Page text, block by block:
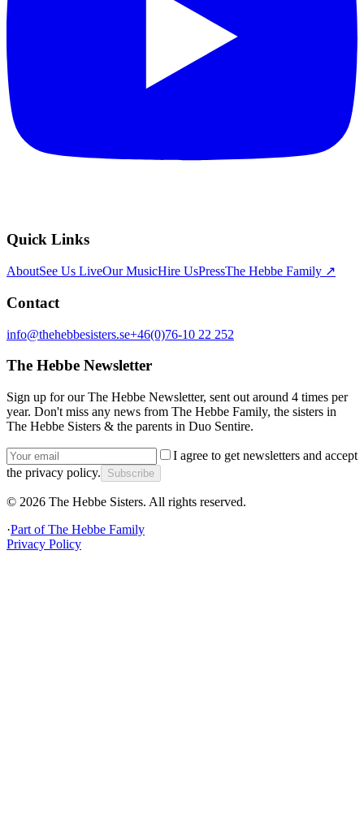
Quick Links
AboutSee Us LiveOur MusicHire UsPressThe Hebbe Family ↗
Contact
info@thehebbesisters.se+46(0)76-10 22 252
The Hebbe Newsletter
Sign up for our The Hebbe Newsletter, sent out around 4 times per
year. Don't miss any news from The Hebbe Family, the sisters in
The Hebbe Sisters & the parents in Duo Sentire.
I agree to get newsletters and accept
the privacy policy.
Subscribe
© 2026 The Hebbe Sisters. All rights reserved.
·Part ofThe Hebbe Family
Privacy Policy